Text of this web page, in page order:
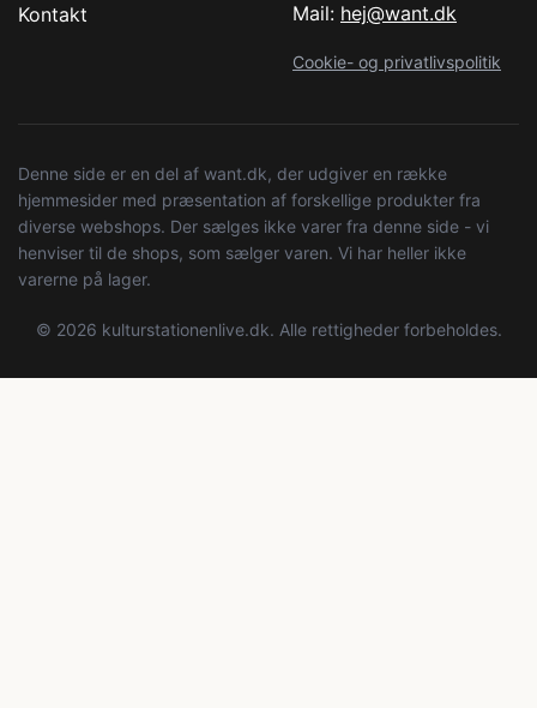
Kontakt
Mail: hej@want.dk
Cookie- og privatlivspolitik
Denne side er en del af want.dk, der udgiver en række
hjemmesider med præsentation af forskellige produkter fra
diverse webshops. Der sælges ikke varer fra denne side - vi
henviser til de shops, som sælger varen. Vi har heller ikke
varerne på lager.
© 2026 kulturstationenlive.dk. Alle rettigheder forbeholdes.